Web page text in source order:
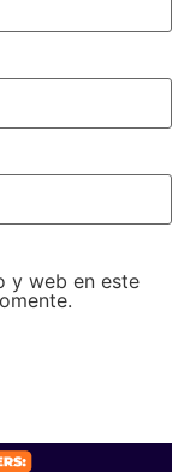
y web en este